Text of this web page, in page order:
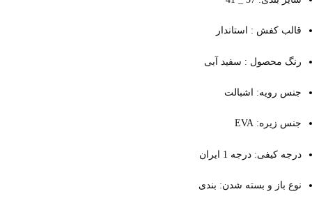
قالب کفش : استاندار
رنگ محصول : سفید آبی
جنس رویه: اشبالت
جنس زیره: EVA
درجه کیفی: درجه 1 ایران
نوع باز و بسته شدن: بندی